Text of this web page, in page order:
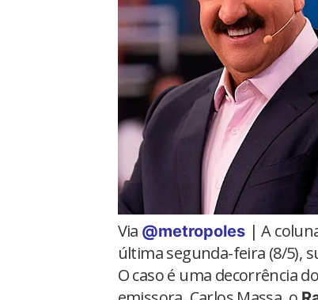
Via @metropoles | A
última segunda-feira (8/5),
O caso é uma decorrência